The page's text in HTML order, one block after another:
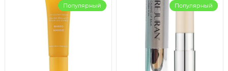
Популярный Популярный